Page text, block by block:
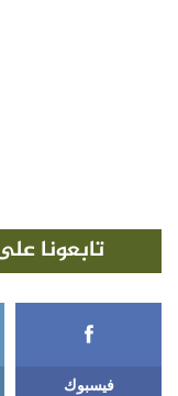
تابعونا
فيسبوك